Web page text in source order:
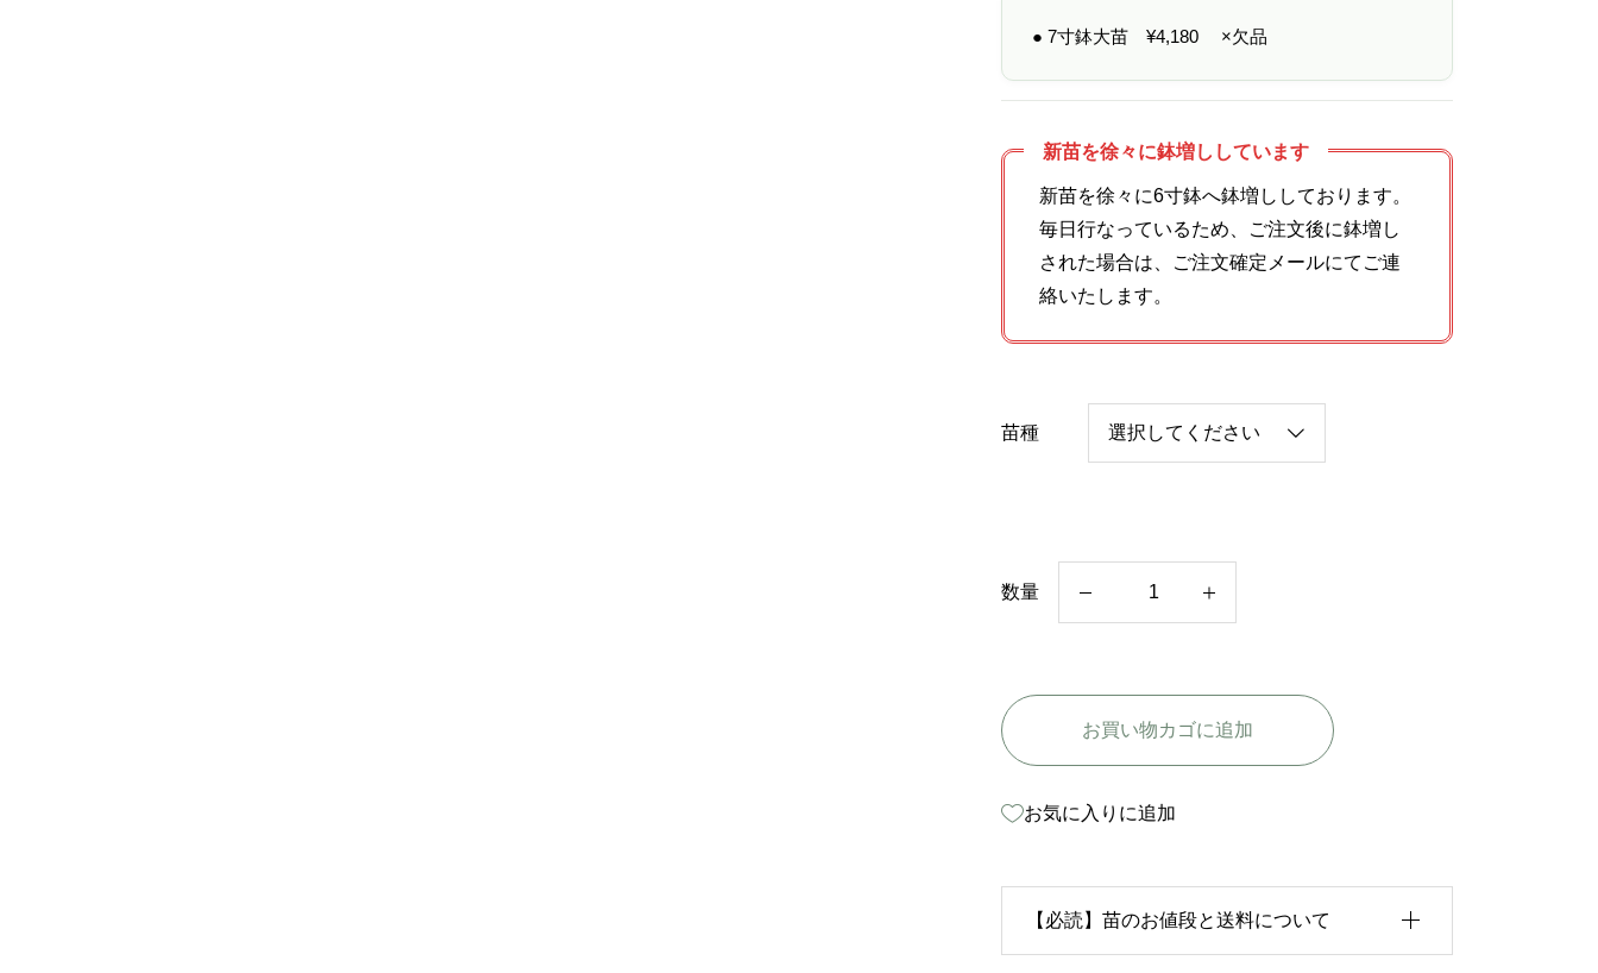
● 7寸鉢大苗 ¥4,180 ×欠品
新苗を徐々に鉢増ししています
新苗を徐々に6寸鉢へ鉢増ししております。
毎日行なっているため、ご注文後に鉢増し
された場合は、ご注文確定メールにてご連
絡いたします。
苗種
数量
ロ
ド
ラ
-
F
o
r
a
お買い物カゴに追加
お気に入りに追加
【必読】苗のお値段と送料について